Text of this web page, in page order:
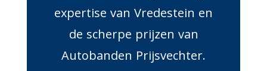
expertise van Vredestein en
de scherpe prijzen van
Autobanden Prijsvechter.